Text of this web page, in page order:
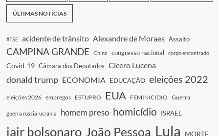
ÚLTIMAS NOTÍCIAS
#TSE acidente de trânsito Alexandre de Moraes Assalto
CAMPINA GRANDE China congresso nacional corpo encontrado
Covid-19 Câmara dos Deputados Cícero Lucena
donald trump ECONOMIA EDUCAÇÃO eleições 2022
eleições 2026 empregos ESTUPRO EUA FEMINICIDIO Guerra
guerra rússia-ucrânia homem preso homicídio ISRAEL
jair bolsonaro João Pessoa Lula MORTE